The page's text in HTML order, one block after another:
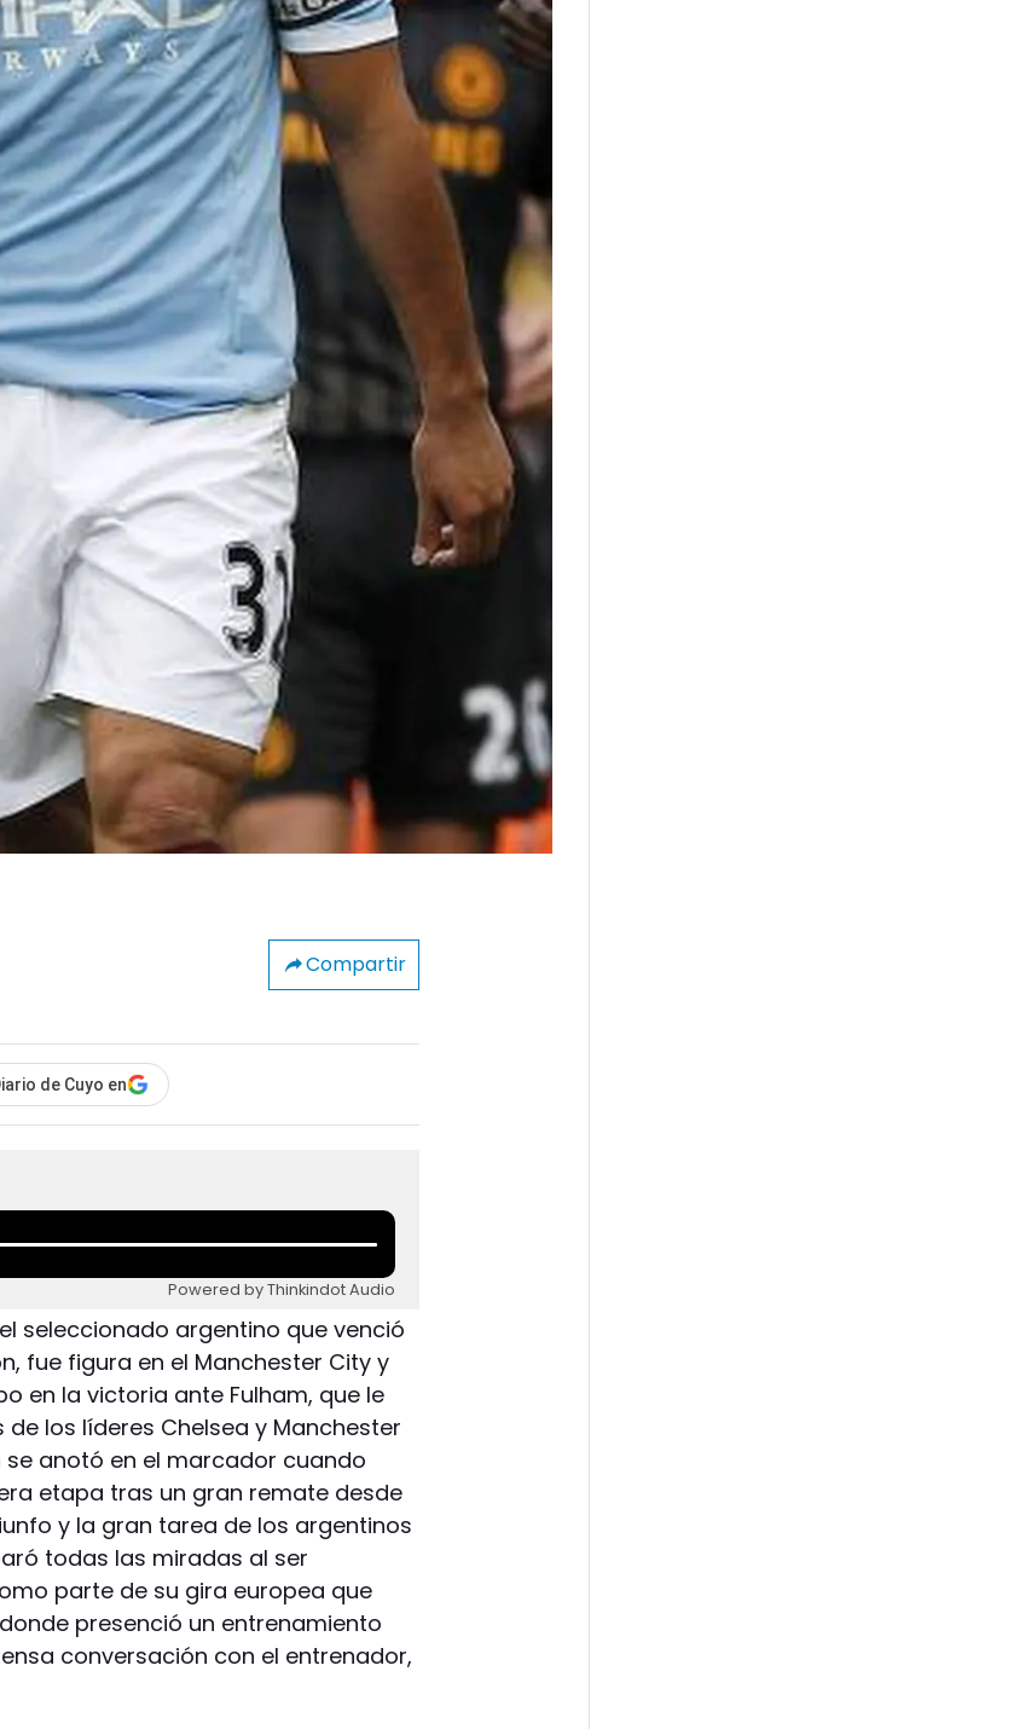
Compartir
de Cuyo en
Powered by Thinkindot Audio
seleccionado argentino que venció
fue figura en el Manchester City y
en la victoria ante Fulham, que le
los líderes Chelsea y Manchester
anotó en el marcador cuando
etapa tras un gran remate desde
y la gran tarea de los argentinos
todas las miradas al ser
parte de su gira europea que
presenció un entrenamiento
conversación con el entrenador,